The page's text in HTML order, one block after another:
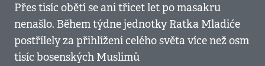
Přes tisíc obětí se ani třicet let po masakru
nenašlo. Během týdne jednotky Ratka Mladiće
postřílely za přihlížení celého světa více než osm
tisíc bosenských Muslimů